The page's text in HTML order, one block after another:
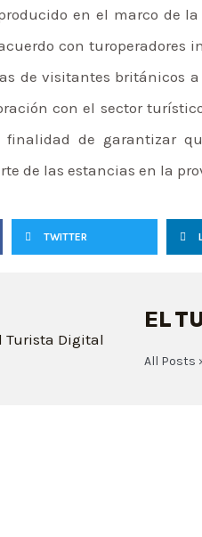
en el marco de
con turoperadores
de visitantes británicos
con el sector
de garantizar
de las estancias en la
TWITTER
EL
All Posts